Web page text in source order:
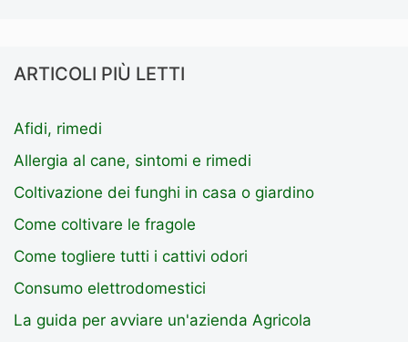
ARTICOLI PIÙ LETTI
Afidi, rimedi
Allergia al cane, sintomi e rimedi
Coltivazione dei funghi in casa o giardino
Come coltivare le fragole
Come togliere tutti i cattivi odori
Consumo elettrodomestici
La guida per avviare un'azienda Agricola